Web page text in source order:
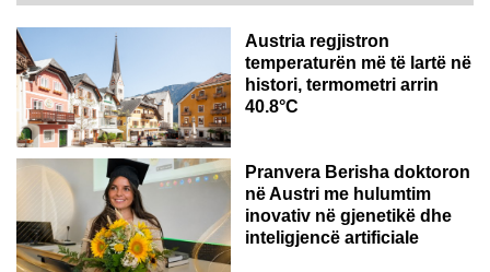
Austria regjistron
temperaturën më të lartë në
histori, termometri arrin
40.8°C
AUSTRI
Pranvera Berisha doktoron
në Austri me hulumtim
inovativ në gjenetikë dhe
inteligjencë artificiale